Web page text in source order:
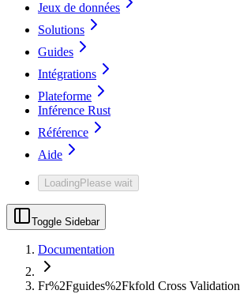
Jeux de données
Solutions
Guides
Intégrations
Plateforme
Inférence Rust
Référence
Aide
LoadingPlease wait
Toggle Sidebar
Documentation
Fr%2Fguides%2Fkfold Cross Validation